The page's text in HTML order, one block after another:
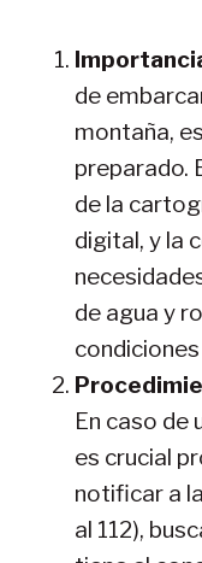
de
montaña,
preparado.
de la
digital, y la
de agua y
En caso de
es crucial
notificar a
al 112),